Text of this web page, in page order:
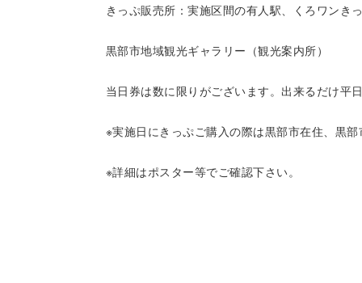
きっぷ販売所：実施区間の有人駅、くろワンき
黒部市地域観光ギャラリー（観光案内所）
当日券は数に限りがございます。出来るだけ平
※実施日にきっぷご購入の際は黒部市在住、黒
※詳細はポスター等でご確認下さい。